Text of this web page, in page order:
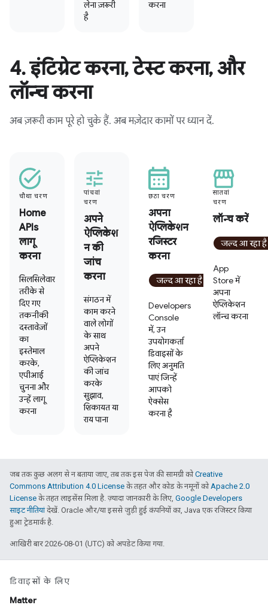
लेना ज़रूरी
है
करना
4.इंटिग्रेट करना,टेस्ट करना,और
लॉन्च करना
अब ज़रूरी काम पूरे हो चुके हैं. अब मज़ेदार कामों पर ध्यान दें.
चौथा चरण
Home
APIs
लागू
करना
सिलसिलेवार
तरीके से
दिए गए
तकनीकी
दस्तावेज़ों
का
इस्तेमाल
करके,
एपीआई
चुनना और
उन्हें लागू
करना
पांचवां
चरण
अपने
ऐप्लिकेश
न की
जांच
करना
संगठन में
काम करने
वाले लोगों
के साथ
अपने
ऐप्लिकेशन
की जांच
करके
सुझाव,
शिकायत या
राय पाना
छठा चरण
अपना
ऐप्लिकेशन
रजिस्टर
करना
जल्द आ रहा है
Developers
Console
में, उन
उपयोगकर्ता
डिवाइसों के
लिए अनुमति
पाएं जिन्हें
आपको
ऐक्सेस
करना है
सातवां
चरण
लॉन्च करें
जल्द आ रहा
App
Store में
अपना
ऐप्लिकेशन
लॉन्च करना
जब तक कुछ अलग से न बताया जाए, तब तक इस पेज की सामग्री कोCreative
Commons Attribution 4.0 License के तहत और कोड के नमूनों कोApache 2.0
License के तहत लाइसेंस मिला है. ज़्यादा जानकारी के लिए, Google Developers
साइट नीतियांदेखें. Oracle और/या इससे जुड़ी हुई कंपनियों का, Java एक रजिस्टर किया
हुआ ट्रेडमार्क है.
आखिरी बार 2026-08-01 (UTC) को अपडेट किया गया.
डिवाइसों के लिए
Matter